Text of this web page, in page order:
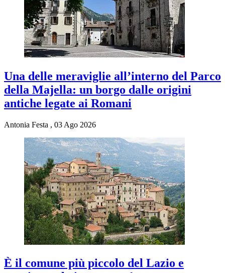
Una delle meraviglie all’interno del Parco
della Majella: un borgo dalle origini
antiche legate ai Romani
Antonia Festa , 03 Ago 2026
È il comune più piccolo del Lazio e